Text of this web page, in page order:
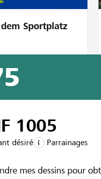
Sportplatz
laBanque
mes dessins pour
100
désiré
5
Parrainages